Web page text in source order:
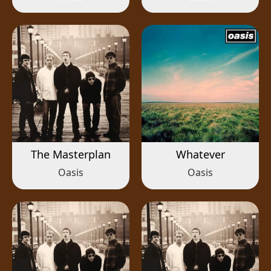
The Masterplan
Oasis
Whatever
Oasis